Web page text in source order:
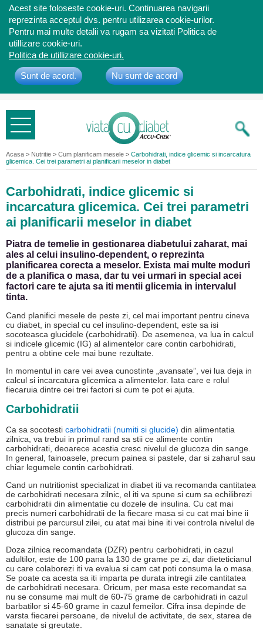
Acest site foloseste cookie-uri. Continuarea navigarii
reprezinta acceptul dvs. pentru utilizarea cookie-urilor.
Pentru mai multe detalii va rugam sa vizitati Politica de
utillizare cookie-uri.
Politica de utillizare cookie-uri.
Sunt de acord. Nu sunt de acord
Bine ati
venit
Acasa > Nutritie > Cum planificam mesele > Carbohidrati, indice glicemic si incarcatura
glicemica. Cei trei parametri ai planificarii meselor in diabet
Carbohidrati, indice glicemic si
incarcatura glicemica. Cei trei parametri
ai planificarii meselor in diabet
Piatra de temelie in gestionarea diabetului zaharat, mai
ales al celui insulino-dependent, o reprezinta
planificarea corecta a meselor. Exista mai multe moduri
de a planifica o masa, dar tu vei urmari in special acei
factori care te ajuta sa iti mentii glicemia in intervalul
tinta.
Cand planifici mesele de peste zi, cel mai important pentru cineva
cu diabet, in special cu cel insulino-dependent, este sa isi
socoteasca glucidele (carbohidratii). De asemenea, va lua in calcul
si indicele glicemic (IG) al alimentelor care contin carbohidrati,
pentru a obtine cele mai bune rezultate.
In momentul in care vei avea cunostinte „avansate”, vei lua deja in
calcul si incarcatura glicemica a alimentelor. Iata care e rolul
fiecaruia dintre cei trei factori si cum te pot ei ajuta.
Carbohidratii
Ca sa socotesti carbohidratii (numiti si glucide) din alimentatia
zilnica, va trebui in primul rand sa stii ce alimente contin
carbohidrati, deoarece acestia cresc nivelul de glucoza din sange.
In general, fainoasele, precum painea si pastele, dar si zaharul sau
chiar legumele contin carbohidrati.
Cand un nutritionist specializat in diabet iti va recomanda cantitatea
de carbohidrati necesara zilnic, el iti va spune si cum sa echilibrezi
carbohidratii din alimentatie cu dozele de insulina. Cu cat mai
precis numeri carbohidratii de la fiecare masa si cu cat mai bine ii
distribui pe parcursul zilei, cu atat mai bine iti vei controla nivelul de
glucoza din sange.
Doza zilnica recomandata (DZR) pentru carbohidrati, in cazul
adultilor, este de 100 pana la 130 de grame pe zi, dar dieteticianul
cu care colaborezi iti va evalua si cam cat poti consuma la o masa.
Se poate ca acesta sa iti imparta pe durata intregii zile cantitatea
de carbohidrati necesara. Oricum, per masa este recomandat sa
nu se consume mai mult de 60-75 grame de carbohidrati in cazul
barbatilor si 45-60 grame in cazul femeilor. Cifra insa depinde de
varsta fiecarei persoane, de nivelul de activitate, de sex, starea de
sanatate si greutate.